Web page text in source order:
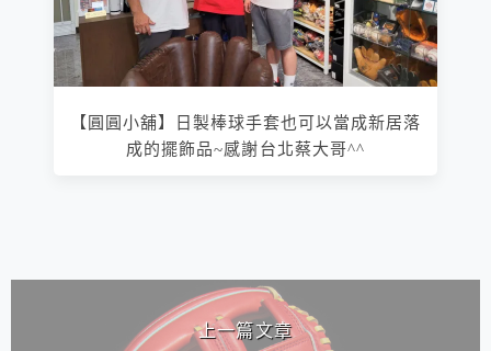
【圓圓小舖】日製棒球手套也可以當成新居落
成的擺飾品~感謝台北蔡大哥^^
上一篇文章